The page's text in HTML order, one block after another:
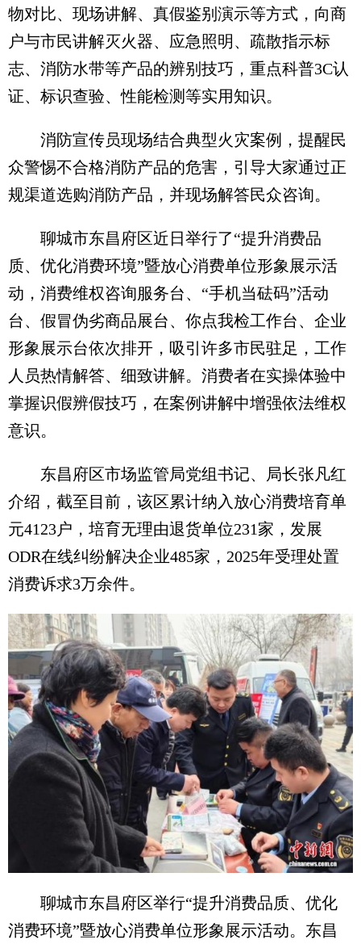
物对比、现场讲解、真假鉴别演示等方式，向商
户与市民讲解灭火器、应急照明、疏散指示标
志、消防水带等产品的辨别技巧，重点科普3C认
证、标识查验、性能检测等实用知识。
消防宣传员现场结合典型火灾案例，提醒民
众警惕不合格消防产品的危害，引导大家通过正
规渠道选购消防产品，并现场解答民众咨询。
聊城市东昌府区近日举行了“提升消费品
质、优化消费环境”暨放心消费单位形象展示活
动，消费维权咨询服务台、“手机当砝码”活动
台、假冒伪劣商品展台、你点我检工作台、企业
形象展示台依次排开，吸引许多市民驻足，工作
人员热情解答、细致讲解。消费者在实操体验中
掌握识假辨假技巧，在案例讲解中增强依法维权
意识。
东昌府区市场监管局党组书记、局长张凡红
介绍，截至目前，该区累计纳入放心消费培育单
元4123户，培育无理由退货单位231家，发展
ODR在线纠纷解决企业485家，2025年受理处置
消费诉求3万余件。
聊城市东昌府区举行“提升消费品质、优化
消费环境”暨放心消费单位形象展示活动。东昌